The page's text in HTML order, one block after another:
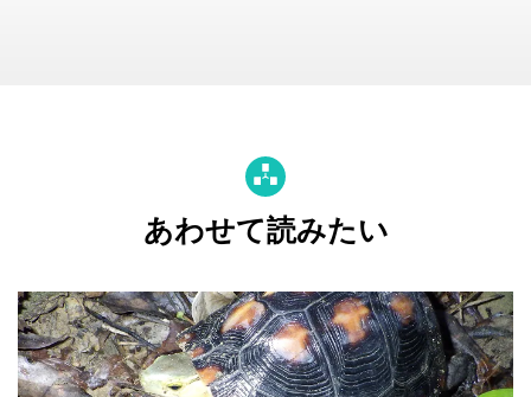
あわせて読みたい